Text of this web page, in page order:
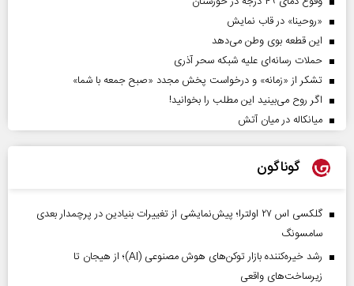
«روحینا» در قاب نمایش
این قطعه بوی وطن می‌دهد
حملات رسانه‌ای علیه شبکه سحر آذری
تشکر از «زمانه» و درخواست پخش مجدد «صبح جمعه با شما»
اگر روح می‌بینید این مطلب را بخوانید!
میانکاله در میان آتش
گوناگون
گلکسی اس ۲۷ اولترا؛ پیش‌نمایشی از تغییرات بنیادین در پرچمدار بعدی
سامسونگ
رشد خیره‌کننده بازار توکن‌های هوش مصنوعی (AI)؛ از هیجان تا
زیرساخت‌های واقعی